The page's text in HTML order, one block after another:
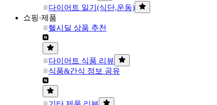
다이어트 일기(식단,운동)
쇼핑·제품
헬시딜 상품 추천
다이어트 식품 리뷰
식품&간식 정보 공유